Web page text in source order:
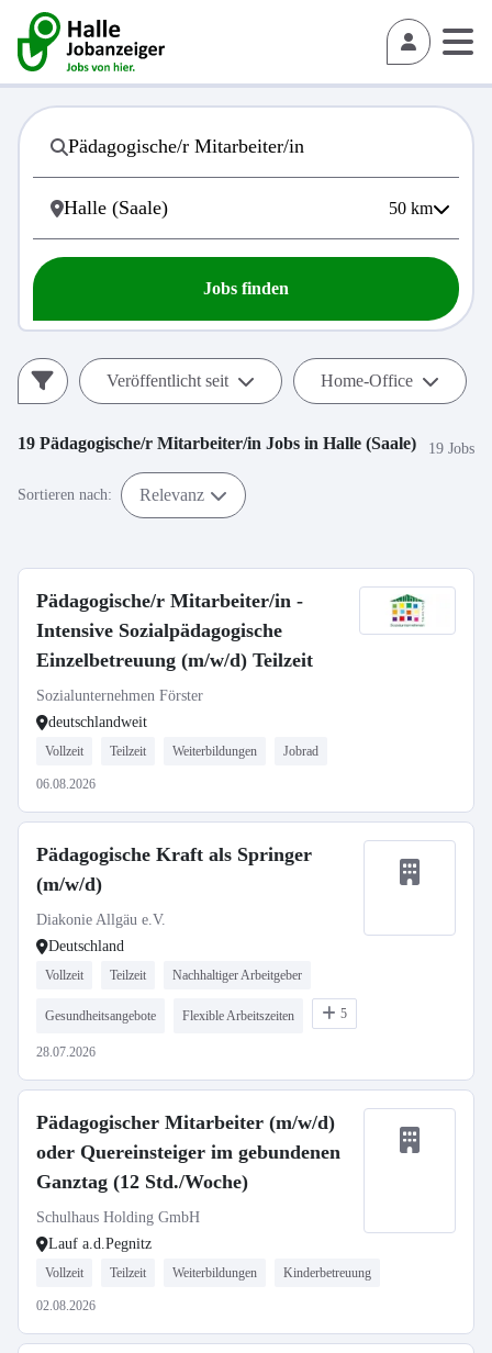
50 km
Jobs finden
Veröffentlicht seit Home-Office
19 Pädagogische/r Mitarbeiter/in Jobs in Halle (Saale) 19 Jobs
Sortieren nach: Relevanz
Pädagogische/r Mitarbeiter/in -
Intensive Sozialpädagogische
Einzelbetreuung (m/w/d) Teilzeit
Sozialunternehmen Förster
deutschlandweit
Vollzeit Teilzeit Weiterbildungen Jobrad
06.08.2026
Pädagogische Kraft als Springer
(m/w/d)
Diakonie Allgäu e.V.
Deutschland
Vollzeit Teilzeit Nachhaltiger Arbeitgeber
Gesundheitsangebote Flexible Arbeitszeiten 5
28.07.2026
Pädagogischer Mitarbeiter (m/w/d)
oder Quereinsteiger im gebundenen
Ganztag (12 Std./Woche)
Schulhaus Holding GmbH
Lauf a.d.Pegnitz
Vollzeit Teilzeit Weiterbildungen Kinderbetreuung
02.08.2026